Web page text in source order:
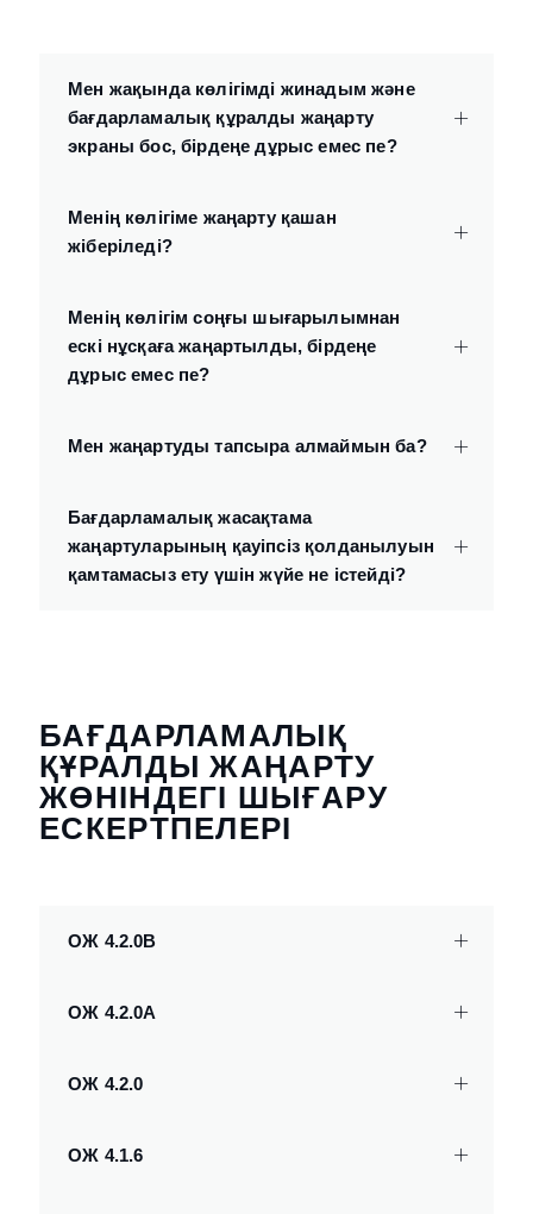
Мен жақында көлігімді жинадым және
бағдарламалық құралды жаңарту
экраны бос, бірдеңе дұрыс емес пе?
Менің көлігіме жаңарту қашан
жіберіледі?
Менің көлігім соңғы шығарылымнан
ескі нұсқаға жаңартылды, бірдеңе
дұрыс емес пе?
Мен жаңартуды тапсыра алмаймын ба?
Бағдарламалық жасақтама
жаңартуларының қауіпсіз қолданылуын
қамтамасыз ету үшін жүйе не істейді?
БАҒДАРЛАМАЛЫҚ
ҚҰРАЛДЫ ЖАҢАРТУ
ЖӨНІНДЕГІ ШЫҒАРУ
ЕСКЕРТПЕЛЕРІ
ОЖ 4.2.0B
ОЖ 4.2.0A
ОЖ 4.2.0
ОЖ 4.1.6